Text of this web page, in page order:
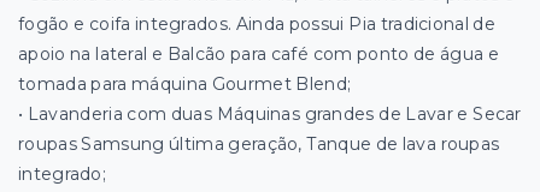
fogão e coifa integrados. Ainda possui Pia tradicional de
apoio na lateral e Balcão para café com ponto de água e
tomada para máquina Gourmet Blend;
• Lavanderia com duas Máquinas grandes de Lavar e Secar
roupas Samsung última geração, Tanque de lava roupas
integrado;